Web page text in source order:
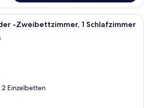
Ein Hotelzimmer mit einem großen
-Zweibettzimmer, 1 Schlafzimmer
2 Einzelbetten